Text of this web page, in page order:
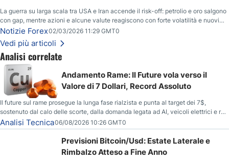
La guerra su larga scala tra USA e Iran accende il risk-off: petrolio e oro salgono
con gap, mentre azioni e alcune valute reagiscono con forte volatilità e nuovi
livelli da monitorare.
Notizie Forex02/03/2026 11:29 GMT0
Vedi più articoli
Analisi correlate
Andamento Rame: Il Future vola verso il
Valore di 7 Dollari, Record Assoluto
Il future sul rame prosegue la lunga fase rialzista e punta al target dei 7$,
sostenuto dal calo delle scorte, dalla domanda legata ad AI, veicoli elettrici e reti
energetiche, e dai timori di deficit produttivo dal 2028.
Analisi Tecnica06/08/2026 10:26 GMT0
Previsioni Bitcoin/Usd: Estate Laterale e
Rimbalzo Atteso a Fine Anno